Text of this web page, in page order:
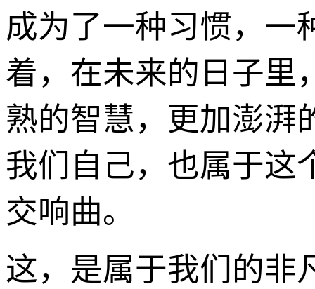
成为了一种习惯，一
着，在未来的日子里
熟的智慧，更加澎湃
我们自己，也属于这
交响曲。
这，是属于我们的非